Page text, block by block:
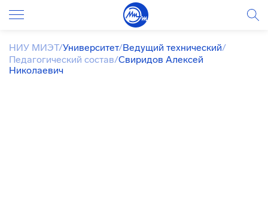
НИУ МИЭТ/Университет/Ведущий технический/
Педагогический состав/Свиридов Алексей
Николаевич